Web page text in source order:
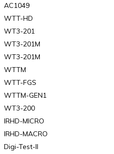
AC1049
WTT-HD
WT3-201
WT3-201M
WT3-201M
WTTM
WTT-FGS
WTTM-GEN1
WT3-200
IRHD-MICRO
IRHD-MACRO
Digi-Test-II